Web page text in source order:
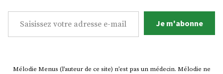
Saisissez votre adresse e-mail…
Je m'abonne
Mélodie Menus (l’auteur de ce site) n’est pas un médecin. Mélodie ne